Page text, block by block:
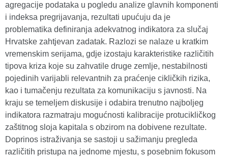
agregacije podataka u pogledu analize glavnih komponenti
i indeksa pregrijavanja, rezultati upućuju da je
problematika definiranja adekvatnog indikatora za slučaj
Hrvatske zahtjevan zadatak. Razlozi se nalaze u kratkim
vremenskim serijama, gdje izostaju karakteristike različitih
tipova kriza koje su zahvatile druge zemlje, nestabilnosti
pojedinih varijabli relevantnih za praćenje cikličkih rizika,
kao i tumačenju rezultata za komunikaciju s javnosti. Na
kraju se temeljem diskusije i odabira trenutno najboljeg
indikatora razmatraju mogućnosti kalibracije protucikličkog
zaštitnog sloja kapitala s obzirom na dobivene rezultate.
Doprinos istraživanja se sastoji u sažimanju pregleda
različitih pristupa na jednome mjestu, s posebnim fokusom